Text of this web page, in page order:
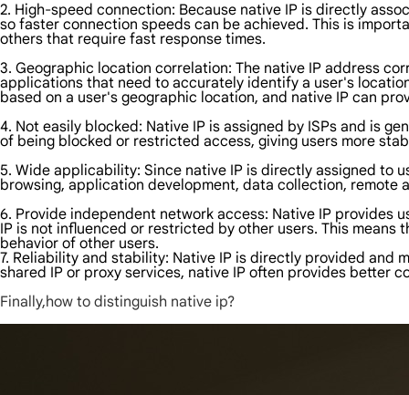
2. High-speed connection: Because native IP is directly
so faster connection speeds can be achieved. This is
others that require fast response times.
3. Geographic location correlation: The native IP address
applications that need to accurately identify a user's
based on a user's geographic location, and native IP can
4. Not easily blocked: Native IP is assigned by ISPs and is
of being blocked or restricted access, giving users more
5. Wide applicability: Since native IP is directly assigned to
browsing, application development, data collection, remote
6. Provide independent network access: Native IP provides
IP is not influenced or restricted by other users. This
behavior of other users.
7. Reliability and stability: Native IP is directly provided and
shared IP or proxy services, native IP often provides better
Finally,how to distinguish native ip?